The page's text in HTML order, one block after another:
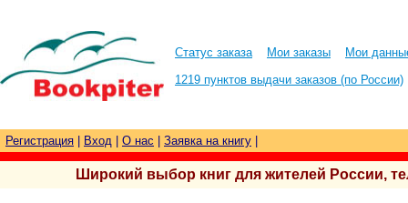
Статус заказа Мои заказы
Мои
1219 пунктов выдачи заказов (по России)
Регистрация Вход О нас Заявка на книгу
Широкий выбор книг для жителей России,